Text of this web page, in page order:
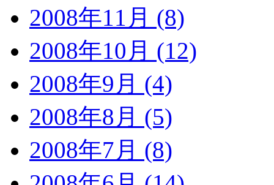
2008年11月 (8)
2008年10月 (12)
2008年9月 (4)
2008年8月 (5)
2008年7月 (8)